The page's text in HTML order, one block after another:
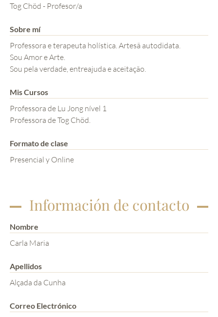
Tog Chöd - Profesor/a
Sobre mí
Professora e terapeuta holística. Artesã autodidata.
Sou Amor e Arte.
Sou pela verdade, entreajuda e aceitação.
Mis Cursos
Professora de Lu Jong nível 1
Professora de Tog Chöd.
Formato de clase
Presencial y Online
Información de contacto
Nombre
Carla Maria
Apellidos
Alçada da Cunha
Correo Electrónico